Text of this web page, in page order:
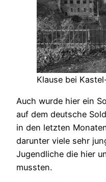
Klause bei
Auch wurde hier ein
auf dem deutsche
in den letzten
darunter viele sehr
Jugendliche die hier
mussten.